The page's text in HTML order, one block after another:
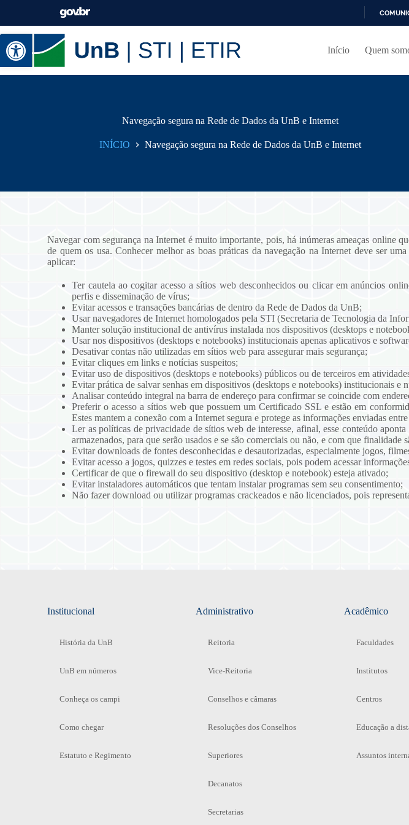
Abrir a barra de ferramentas Início Quem
Navegação segura na Rede de Dados da UnB e Internet
INÍCIO Navegação segura na Rede de Dados da UnB e Internet
Navegar com segurança na Internet é muito importante, pois, há inúmeras ameaças online
de quem os usa. Conhecer melhor as boas práticas da navegação na Internet deve ser
aplicar:
Ter cautela ao cogitar acesso a sítios web desconhecidos ou clicar em anúncios
perfis e disseminação de vírus;
Evitar acessos e transações bancárias de dentro da Rede de Dados da UnB;
Usar navegadores de Internet homologados pela STI (Secretaria de Tecnologia da
Manter solução institucional de antivírus instalada nos dispositivos (desktops e
Usar nos dispositivos (desktops e notebooks) institucionais apenas aplicativos e
Desativar contas não utilizadas em sítios web para assegurar mais segurança;
Evitar cliques em links e notícias suspeitos;
Evitar uso de dispositivos (desktops e notebooks) públicos ou de terceiros em
Evitar prática de salvar senhas em dispositivos (desktops e notebooks) institucionais e
Analisar conteúdo integral na barra de endereço para confirmar se coincide com
Preferir o acesso a sítios web que possuem um Certificado SSL e estão em
Estes mantem a conexão com a Internet segura e protege as informações enviadas
Ler as políticas de privacidade de sítios web de interesse, afinal, esse conteúdo
armazenados, para que serão usados e se são comerciais ou não, e com que finalidade
Evitar downloads de fontes desconhecidas e desautorizadas, especialmente jogos,
Evitar acesso a jogos, quizzes e testes em redes sociais, pois podem acessar
Certificar de que o firewall do seu dispositivo (desktop e notebook) esteja ativado;
Evitar instaladores automáticos que tentam instalar programas sem seu consentimento;
Não fazer download ou utilizar programas crackeados e não licenciados, pois
Institucional
História da UnB
UnB em números
Conheça os campi
Como chegar
Estatuto e Regimento
Administrativo
Reitoria
Vice-Reitoria
Conselhos e câmaras
Resoluções dos Conselhos
Superiores
Decanatos
Secretarias
Acadêmico
Faculdades
Institutos
Centros
Educação a
Assuntos